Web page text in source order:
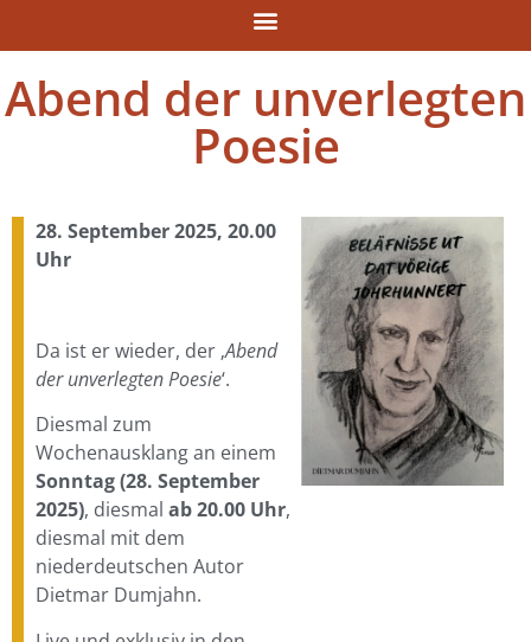
Abend der unverlegten
Poesie
28. September 2025, 20.00
Uhr
Da ist er wieder, der ‚Abend
der unverlegten Poesie‘.
Diesmal zum
Wochenausklang an einem
Sonntag (28. September
2025), diesmal ab 20.00 Uhr,
diesmal mit dem
niederdeutschen Autor
Dietmar Dumjahn.